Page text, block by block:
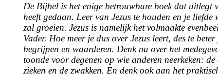
De Bijbel is het enige betrouwbare boek dat uitlegt
heeft gedaan. Leer van Jezus te houden en je liefde
zal groeien. Jezus is namelijk het volmaakte
Vader. Hoe meer je dus over Jezus leert, des te
begrijpen en waarderen. Denk na over het
toonde voor degenen op wie anderen neerkeken:
zieken en de zwakken. En denk ook aan het